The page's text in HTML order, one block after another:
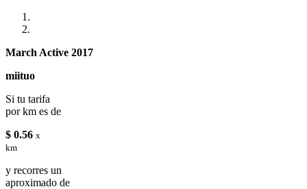
March Active 2017
miituo
Si tu tarifa
por km es de
$ 0.56 x
km
y recorres un
aproximado de